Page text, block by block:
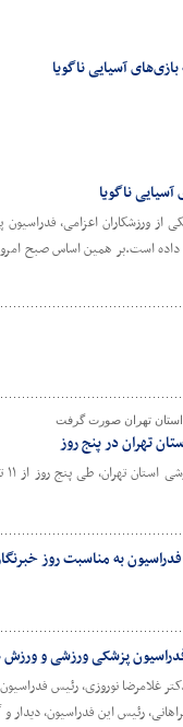
آسیایی ناگویا
ناگویا
ورزشکاران اعزامی،
تهران صورت گرفت
به مناسبت روز
پزشکی ورزشی و ورزش
غلامرضا نوروزی، رئیس
رئیس این فدراسیون، دیدار